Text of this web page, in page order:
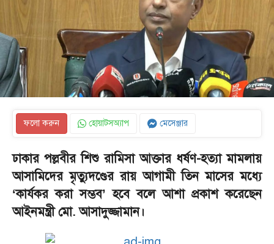
ফলো করুন হোয়াটসঅ্যাপ মেসেঞ্জার
ঢাকার পল্লবীর শিশু রামিসা আক্তার ধর্ষণ-হত্যা মামলায়
আসামিদের মৃত্যুদণ্ডের রায় আগামী তিন মাসের মধ্যে
‘কার্যকর করা সম্ভব’ হবে বলে আশা প্রকাশ করেছেন
আইনমন্ত্রী মো. আসাদুজ্জামান।